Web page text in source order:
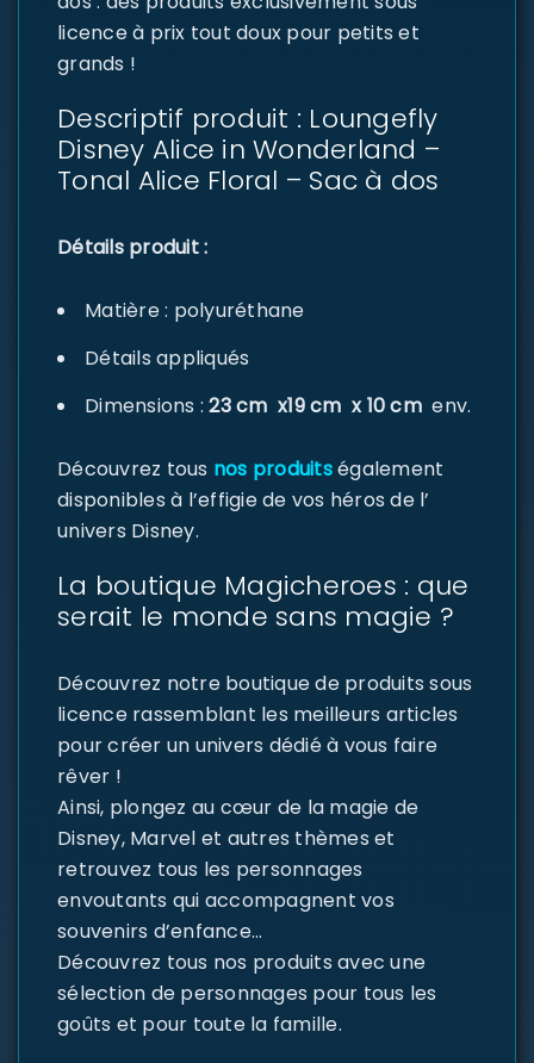
licence à prix tout doux pour petits et
grands !
Descriptif produit : Loungefly
Disney Alice in Wonderland –
Tonal Alice Floral – Sac à dos
Détails produit :
Matière : polyuréthane
Détails appliqués
Dimensions :23cm x19 cm x 10 cm env.
Découvrez tous nos produitségalement
disponibles à l’effigie de vos héros de l’
univers Disney.
La boutique Magicheroes : que
serait le monde sans magie ?
Découvrez notre boutique de produits sous
licence rassemblant les meilleurs articles
pour créer un univers dédié à vous faire
rêver !
Ainsi, plongez au cœur de la magie de
Disney, Marvel et autres thèmes et
retrouvez tous les personnages
envoutants qui accompagnent vos
souvenirs d’enfance…
Découvrez tous nos produits avec une
sélection de personnages pour tous les
goûts et pour toute la famille.